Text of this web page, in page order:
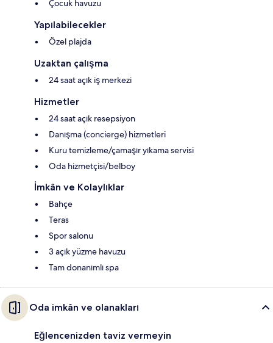
Çocuk havuzu
Yapılabilecekler
Özel plajda
Uzaktan çalışma
24 saat açık iş merkezi
Hizmetler
24 saat açık resepsiyon
Danışma (concierge) hizmetleri
Kuru temizleme/çamaşır yıkama servisi
Oda hizmetçisi/belboy
İmkân ve Kolaylıklar
Bahçe
Teras
Spor salonu
3 açık yüzme havuzu
Tam donanımlı spa
Oda imkân ve olanakları
Eğlencenizden taviz vermeyin